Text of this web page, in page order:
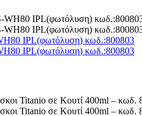
IPL(φωτόλυση) κωδ.:800803
IPL(φωτόλυση) κωδ.:800803